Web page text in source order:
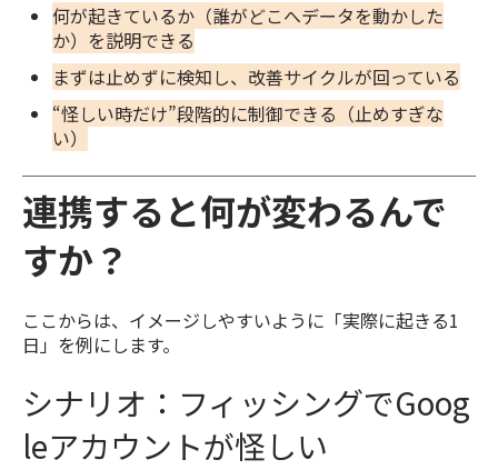
何が起きているか（誰がどこへデータを動かした
か）を説明できる
まずは止めずに検知し、改善サイクルが回っている
“怪しい時だけ”段階的に制御できる（止めすぎな
い）
連携すると何が変わるんで
すか？
ここからは、イメージしやすいように「実際に起きる1
日」を例にします。
シナリオ：フィッシングでGoog
leアカウントが怪しい